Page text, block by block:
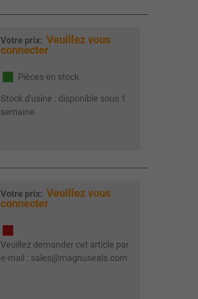
Votre prix: Veuillez vous
connecter
Pièces en stock
Stock d'usine : disponible sous 1
semaine
Votre prix: Veuillez vous
connecter
Veuillez demander cet article par
e-mail : sales@magnuseals.com